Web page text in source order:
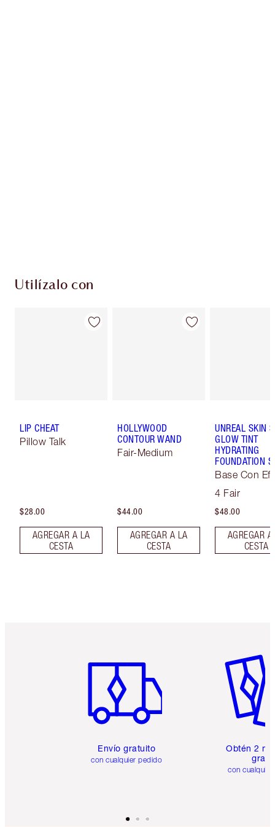
Utilízalo con
LIP CHEAT
Pillow Talk
$28.00
AGREGAR A LA
CESTA
HOLLYWOOD
CONTOUR WAND
Fair-Medium
$44.00
AGREGAR A LA
CESTA
UNREAL SKIN
GLOW TINT
HYDRATING
FOUNDATION
Base Con
4 Fair
$48.00
AGREGAR
CESTA
Envío gratuito
con cualquier pedido
Obtén 2
gratis
con